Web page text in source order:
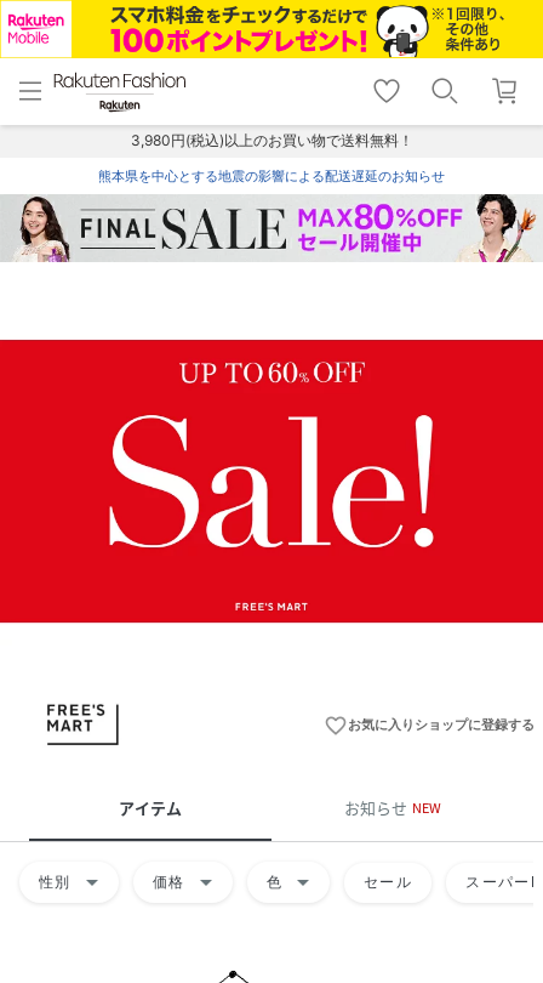
menu home
トップ
shopping_cart lock_outline
ログイン
3,980円(税込)以上のお買い物で送料無料！
熊本県を中心とする地震の影響による配送遅延のお知らせ
favorite_borderお気に入りショップに登録する
アイテム お知らせ NEW
性別 arrow_drop_down 価格 arrow_drop_down 色 arrow_drop_down セール スーパー